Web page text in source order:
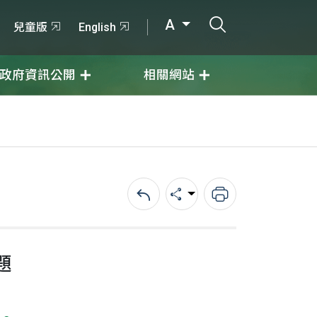
兒童版 English A
政府資訊公開 相關網站
回上一頁分享 列印